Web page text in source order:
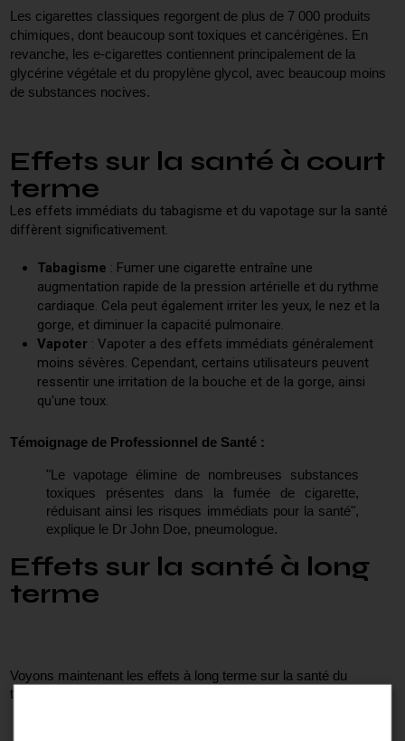
Les cigarettes classiques regorgent de plus de 7 000 produits
chimiques, dont beaucoup sont toxiques et cancérigènes. En
revanche, les e-cigarettes contiennent principalement de la
glycérine végétale et du propylène glycol, avec beaucoup moins
de substances nocives.
Effets sur la santé à court
terme
Les effets immédiats du tabagisme et du vapotage sur la santé
diffèrent significativement.
Tabagisme : Fumer une cigarette entraîne une
augmentation rapide de la pression artérielle et du rythme
cardiaque. Cela peut également irriter les yeux, le nez et la
gorge, et diminuer la capacité pulmonaire.
Vapoter : Vapoter a des effets immédiats généralement
moins sévères. Cependant, certains utilisateurs peuvent
ressentir une irritation de la bouche et de la gorge, ainsi
qu'une toux.
Témoignage de Professionnel de Santé :
"Le vapotage élimine de nombreuses substances
toxiques présentes dans la fumée de cigarette,
réduisant ainsi les risques immédiats pour la santé",
explique le Dr John Doe, pneumologue.
Effets sur la santé à long
terme
Voyons maintenant les effets à long terme sur la santé du
tabagisme et du vapotage.